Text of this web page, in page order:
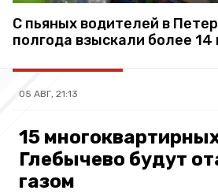
С пьяных водителей в
полгода взыскали более
05 АВГ, 21:13
15
Глебычево будут
газом